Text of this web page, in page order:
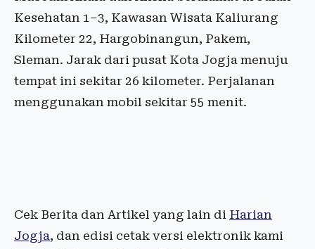
Kesehatan 1–3, Kawasan Wisata Kaliurang
Kilometer 22, Hargobinangun, Pakem,
Sleman. Jarak dari pusat Kota Jogja menuju
tempat ini sekitar 26 kilometer. Perjalanan
menggunakan mobil sekitar 55 menit.
Cek Berita dan Artikel yang lain di Harian
Jogja, dan edisi cetak versi elektronik kami